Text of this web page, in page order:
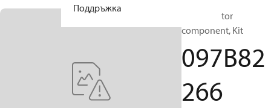
Поддръжка
BOCK, Motor
component, Kit
097B82
266